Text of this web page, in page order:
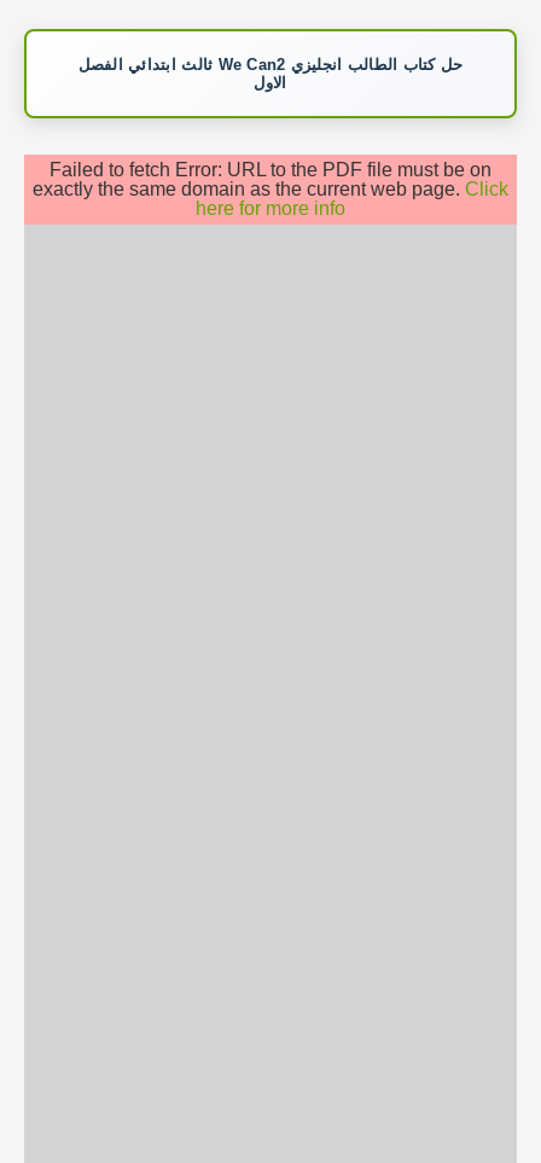
حل كتاب الطالب انجليزي We Can2 ثالث ابتدائي الفصل
الاول
Failed to fetch Error: URL to the PDF file must be on
exactly the same domain as the current web page. Click
here for more info